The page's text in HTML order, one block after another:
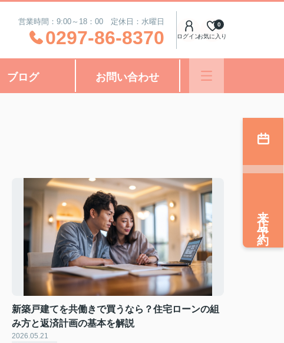
営業時間：9:00～18：00 定休日：水曜日
0297-86-8370 ログインお気に入り
0
ブログ お問い合わせ
新築戸建てを共働きで買うなら？住宅ローンの組
み方と返済計画の基本を解説
2026.05.21
来店予約